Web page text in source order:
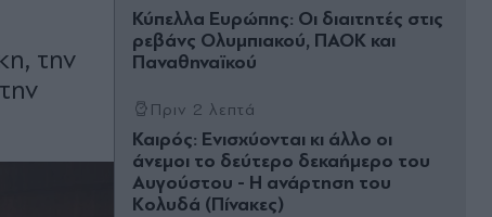
την
Κύπελλα Ευρώπης: Οι διαιτητές στις
ρεβάνς Ολυμπιακού, ΠΑΟΚ και
Παναθηναϊκού
Πριν 2 λεπτά
Καιρός: Ενισχύονται κι άλλο οι
άνεμοι το δεύτερο δεκαήμερο του
Αυγούστου - Η ανάρτηση του
Κολυδά (Πίνακες)